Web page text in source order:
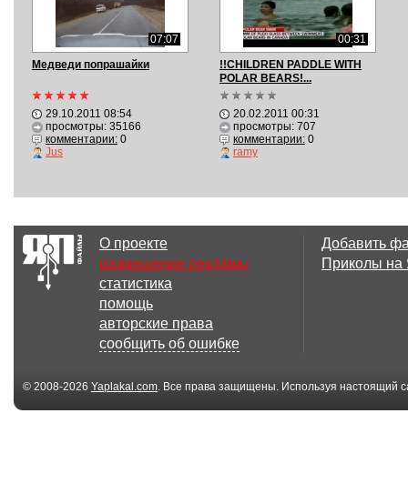
07:07
Медведи попрашайки
29.10.2011 08:54
просмотры: 35166
комментарии:0
Jus
00:31
!!CHILDREN PADDLE WITH
POLAR BEARS!...
20.02.2011 00:31
просмотры: 707
комментарии:0
ramy
О проекте
размещение рекламы
статистика
помощь
авторские права
сообщить об ошибке
Добавить
Приколы
© 2008-2026 Yaplakal.com. Все права защищены. Используя настоящий